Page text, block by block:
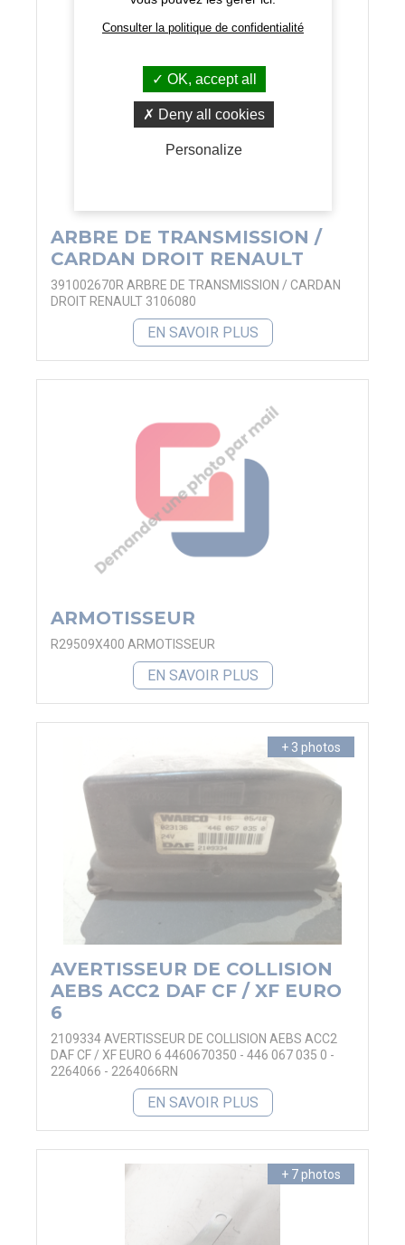
ARBRE DE TRANSMISSION /
CARDAN DROIT RENAULT
391002670R ARBRE DE TRANSMISSION / CARDAN
DROIT RENAULT 3106080
EN SAVOIR PLUS
ARMOTISSEUR
R29509X400 ARMOTISSEUR
EN SAVOIR PLUS
+ 3 photos
AVERTISSEUR DE COLLISION
AEBS ACC2 DAF CF / XF EURO
6
2109334 AVERTISSEUR DE COLLISION AEBS ACC2
DAF CF / XF EURO 6 4460670350 - 446 067 035 0 -
2264066 - 2264066RN
EN SAVOIR PLUS
+ 7 photos
Consulter la politique de confidentialité
OK, accept all
Deny all cookies
Personalize